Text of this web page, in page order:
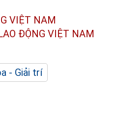
VIỆT NAM
ĐỘNG VIỆT NAM
- Giải trí